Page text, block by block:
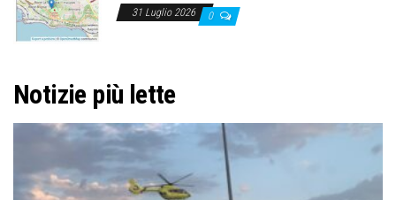
31 Luglio 2026 0
Notizie più lette